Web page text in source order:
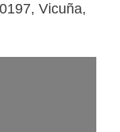
,Vicuña,